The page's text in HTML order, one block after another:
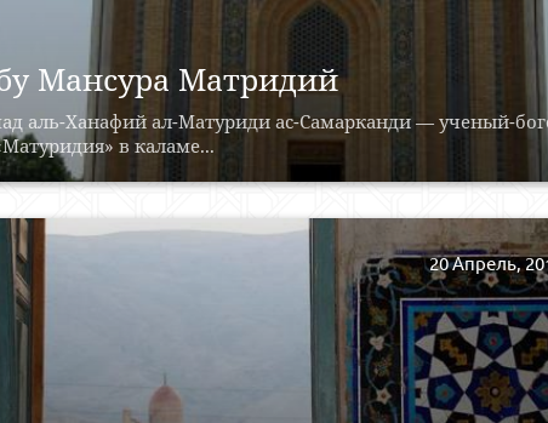
Мансура Матридий
аль-Ханафий ал-Матуриди ас-Самарканди — ученый-
в каламе...
20 Апрель,